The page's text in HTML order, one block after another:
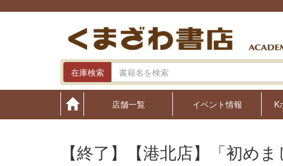
在庫検索
店舗一覧 イベント情報 K
【終了】【港北店】「初め